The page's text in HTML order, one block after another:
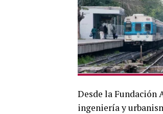
Desde la Fundación
ingeniería y